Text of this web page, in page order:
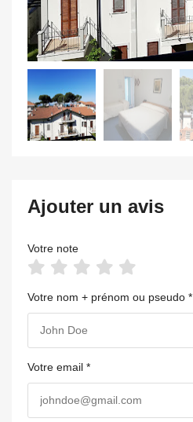
Ajouter un avis
Votre note
Votre nom + prénom ou pseudo *
Votre email *